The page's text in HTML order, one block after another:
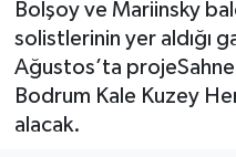
Bolşoy ve Mariinsky
solistlerinin yer aldığı
Ağustos’ta
Bodrum Kale Kuzey
alacak.
Genel
Tüm Manşetler
Son Dakika Haberleri